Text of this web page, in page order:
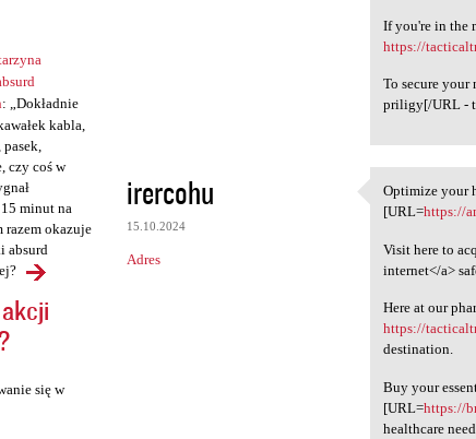
: „Dokładnie
kabla,
czy coś w
minut na
razem okazuje
absurd
się w
If you're in the
https://
To secure your
priligy[/URL -
irercohu
15.10.2024
Adres
Optimize
Optimize your
[URL=https://
Visit here to
internet</a>
Here at our
https://
destination.
Buy your
[URL=https://
healthcare